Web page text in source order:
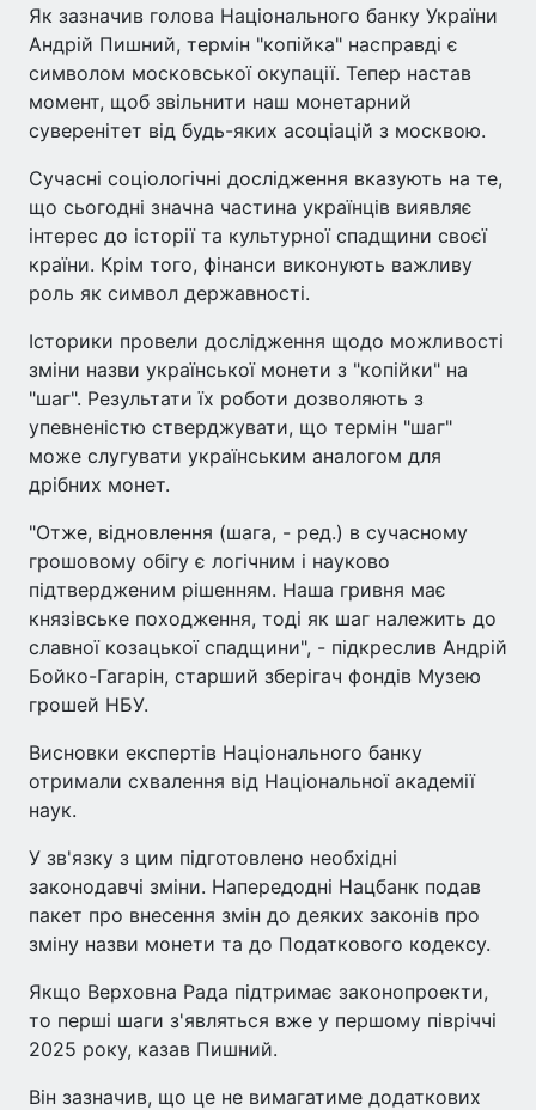
Як зазначив голова Національного банку України
Андрій Пишний, термін "копійка" насправді є
символом московської окупації. Тепер настав
момент, щоб звільнити наш монетарний
суверенітет від будь-яких асоціацій з москвою.
Сучасні соціологічні дослідження вказують на те,
що сьогодні значна частина українців виявляє
інтерес до історії та культурної спадщини своєї
країни. Крім того, фінанси виконують важливу
роль як символ державності.
Історики провели дослідження щодо можливості
зміни назви української монети з "копійки" на
"шаг". Результати їх роботи дозволяють з
упевненістю стверджувати, що термін "шаг"
може слугувати українським аналогом для
дрібних монет.
"Отже, відновлення (шага, - ред.) в сучасному
грошовому обігу є логічним і науково
підтвердженим рішенням. Наша гривня має
князівське походження, тоді як шаг належить до
славної козацької спадщини", - підкреслив Андрій
Бойко-Гагарін, старший зберігач фондів Музею
грошей НБУ.
Висновки експертів Національного банку
отримали схвалення від Національної академії
наук.
У зв'язку з цим підготовлено необхідні
законодавчі зміни. Напередодні Нацбанк подав
пакет про внесення змін до деяких законів про
зміну назви монети та до Податкового кодексу.
Якщо Верховна Рада підтримає законопроекти,
то перші шаги з'являться вже у першому півріччі
2025 року, казав Пишний.
Він зазначив, що це не вимагатиме додаткових